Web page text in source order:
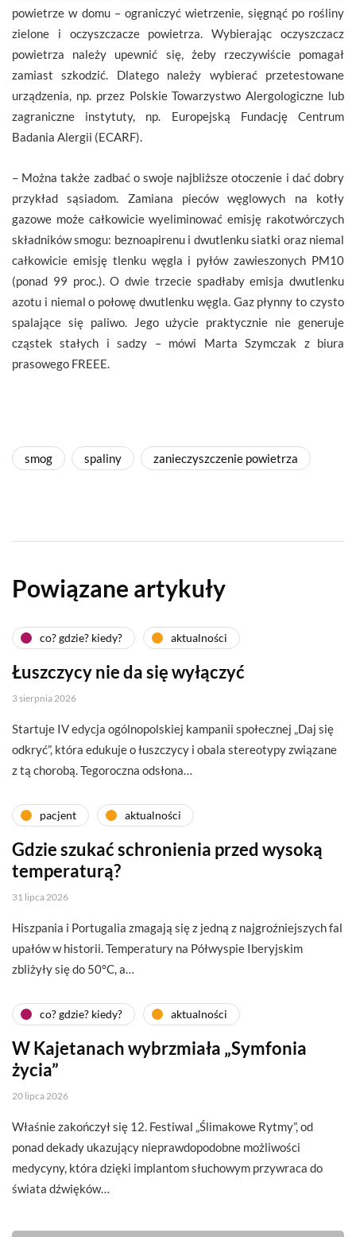
powietrze w domu – ograniczyć wietrzenie, sięgnąć po rośliny
zielone i oczyszczacze powietrza. Wybierając oczyszczacz
powietrza należy upewnić się, żeby rzeczywiście pomagał
zamiast szkodzić. Dlatego należy wybierać przetestowane
urządzenia, np. przez Polskie Towarzystwo Alergologiczne lub
zagraniczne instytuty, np. Europejską Fundację Centrum
Badania Alergii (ECARF).
– Można także zadbać o swoje najbliższe otoczenie i dać dobry
przykład sąsiadom. Zamiana pieców węglowych na kotły
gazowe może całkowicie wyeliminować emisję rakotwórczych
składników smogu: beznoapirenu i dwutlenku siatki oraz niemal
całkowicie emisję tlenku węgla i pyłów zawieszonych PM10
(ponad 99 proc.). O dwie trzecie spadłaby emisja dwutlenku
azotu i niemal o połowę dwutlenku węgla. Gaz płynny to czysto
spalające się paliwo. Jego użycie praktycznie nie generuje
cząstek stałych i sadzy – mówi Marta Szymczak z biura
prasowego FREEE.
smog spaliny zanieczyszczenie powietrza
Powiązane artykuły
co? gdzie? kiedy? aktualności
Łuszczycy nie da się wyłączyć
3 sierpnia 2026
Startuje IV edycja ogólnopolskiej kampanii społecznej „Daj się
odkryć”, która edukuje o łuszczycy i obala stereotypy związane
z tą chorobą. Tegoroczna odsłona…
pacjent aktualności
Gdzie szukać schronienia przed wysoką
temperaturą?
31 lipca 2026
Hiszpania i Portugalia zmagają się z jedną z najgroźniejszych fal
upałów w historii. Temperatury na Półwyspie Iberyjskim
zbliżyły się do 50°C, a…
co? gdzie? kiedy? aktualności
W Kajetanach wybrzmiała „Symfonia
życia”
20 lipca 2026
Właśnie zakończył się 12. Festiwal „Ślimakowe Rytmy”, od
ponad dekady ukazujący nieprawdopodobne możliwości
medycyny, która dzięki implantom słuchowym przywraca do
świata dźwięków…